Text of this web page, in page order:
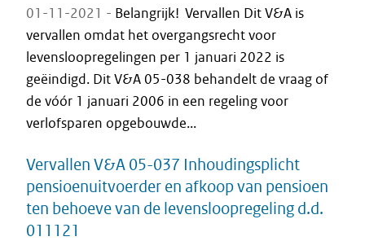
01-11-2021 - Belangrijk! Vervallen Dit V&A is
vervallen omdat het overgangsrecht voor
levensloopregelingen per 1 januari 2022 is
geëindigd. Dit V&A 05-038 behandelt de vraag of
de vóór 1 januari 2006 in een regeling voor
verlofsparen opgebouwde...
Vervallen V&A 05-037 Inhoudingsplicht
pensioenuitvoerder en afkoop van pensioen
ten behoeve van de levensloopregeling d.d.
011121